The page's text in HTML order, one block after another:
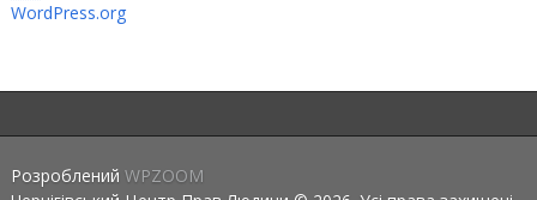
WordPress.org
Розроблений WPZOOM